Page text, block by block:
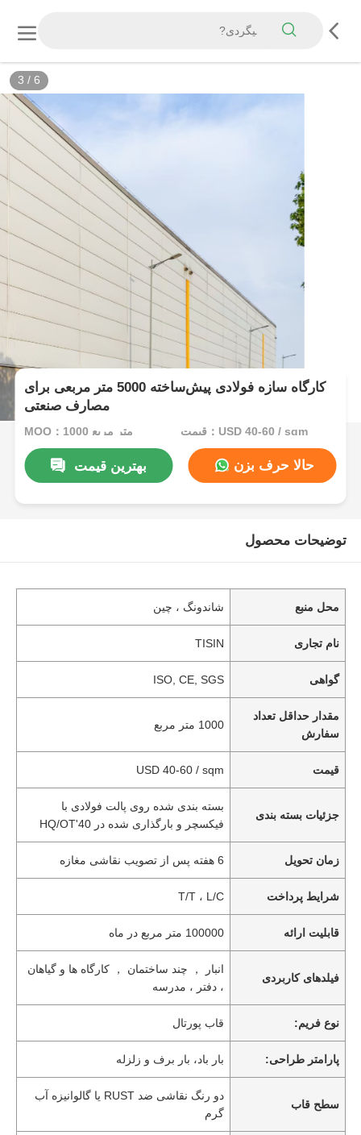
3 / 6
کارگاه سازه فولادی پیش‌ساخته 5000 متر مربعی برای
مصارف صنعتی
MOQ：1000 متر مربع قیمت：USD 40-60 / sqm
بهترین قیمت حالا حرف بزن
توضیحات محصول
محل منبع شاندونگ ، چین
نام تجاری TISIN
گواهی ISO, CE, SGS
مقدار حداقل تعداد
سفارش
1000 متر مربع
قیمت USD 40-60 / sqm
جزئیات بسته بندی
بسته بندی شده روی پالت فولادی با
فیکسچر و بارگذاری شده در 40'HQ/OT
زمان تحویل 6 هفته پس از تصویب نقاشی مغازه
شرایط پرداخت T/T ، L/C
قابلیت ارائه 100000 متر مربع در ماه
فیلدهای کاربردی
انبار ， چند ساختمان ， کارگاه ها و گیاهان
، دفتر ، مدرسه
نوع فریم: قاب پورتال
پارامتر طراحی: بار باد، بار برف و زلزله
سطح قاب
دو رنگ نقاشی ضد RUST یا گالوانیزه آب
گرم